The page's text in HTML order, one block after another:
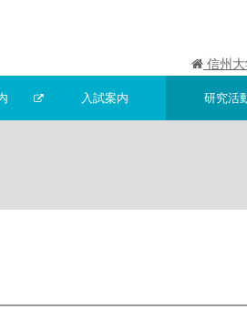
信州
入試案内 研究活